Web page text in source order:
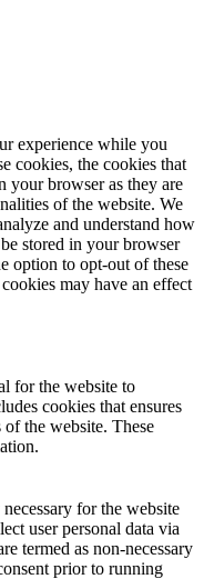
experience while you
cookies, the cookies that
your browser as they are
of the website. We
and understand how
stored in your browser
option to opt-out of these
may have an effect
for the website to
cookies that ensures
the website. These
for the website
user personal data via
termed as non-necessary
prior to running